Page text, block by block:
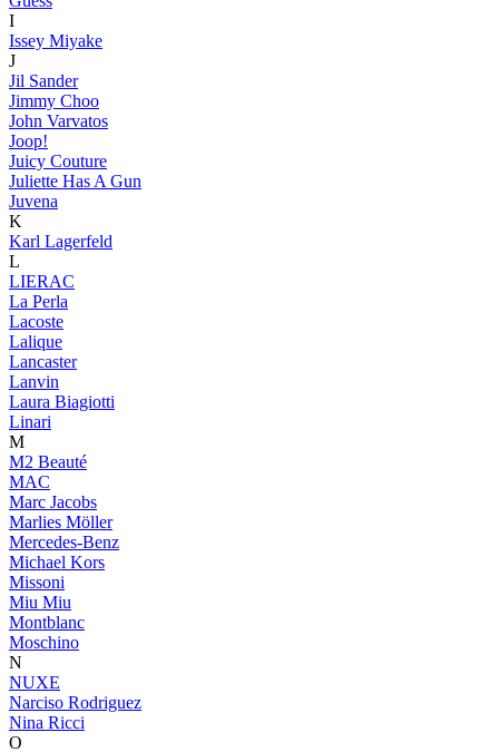
I
Issey Miyake
J
Jil Sander
Jimmy Choo
John Varvatos
Joop!
Juicy Couture
Juliette Has A Gun
Juvena
K
Karl Lagerfeld
L
LIERAC
La Perla
Lacoste
Lalique
Lancaster
Lanvin
Laura Biagiotti
Linari
M
M2 Beauté
MAC
Marc Jacobs
Marlies Möller
Mercedes-Benz
Michael Kors
Missoni
Miu Miu
Montblanc
Moschino
N
NUXE
Narciso Rodriguez
Nina Ricci
O